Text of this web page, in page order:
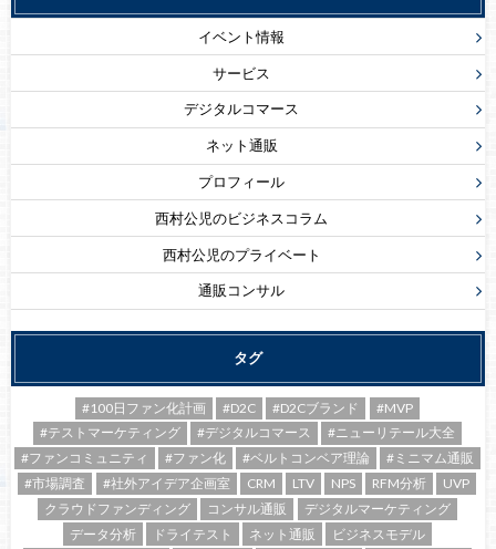
イベント情報
サービス
デジタルコマース
ネット通販
プロフィール
西村公児のビジネスコラム
西村公児のプライベート
通販コンサル
タグ
#100日ファン化計画 #D2C #D2Cブランド
#MVP
#テストマーケティング
#デジタルコマース
#ニューリテール大全
#ファンコミュニティ
#ファン化 #ベルトコンベア理論
#ミニマム通販
#市場調査
#社外アイデア企画室 CRM LTV NPS RFM分析
UVP
クラウドファンディング
コンサル通販
デジタルマーケティング
データ分析
ドライテスト ネット通販
ビジネスモデル